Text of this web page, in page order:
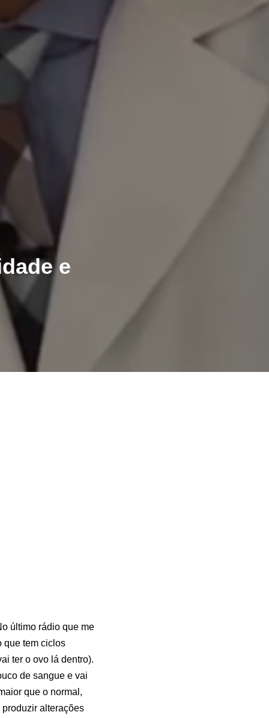
e
último rádio que me
que tem ciclos
ter o ovo lá dentro).
de sangue e vai
que o normal,
alterações